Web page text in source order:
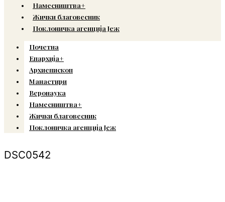
Намесништва+
Жички благовесник
Поклоничка агенција Јеж
Почетна
Епархија+
Архиепископ
Манастири
Веронаука
Намесништва+
Жички благовесник
Поклоничка агенција Јеж
DSC0542